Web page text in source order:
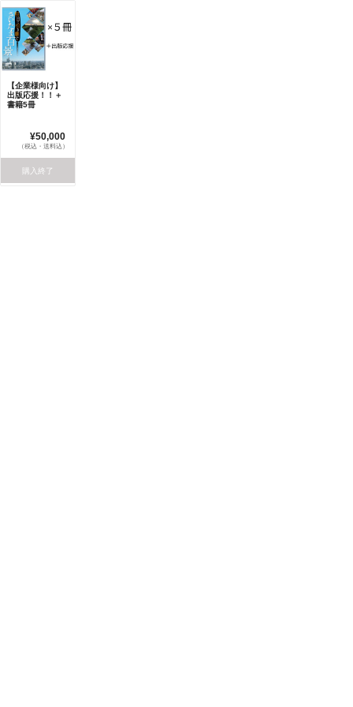
【企業様向け】
出版応援！！＋
書籍5冊
¥50,000
（税込・送料込）
購入終了